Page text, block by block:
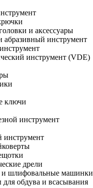
и аксессуары
инструмент
инструмент (VDE)
ключи
инструмент
инструмент
дрели
и шлифовальные машинки
обдува и всасывания